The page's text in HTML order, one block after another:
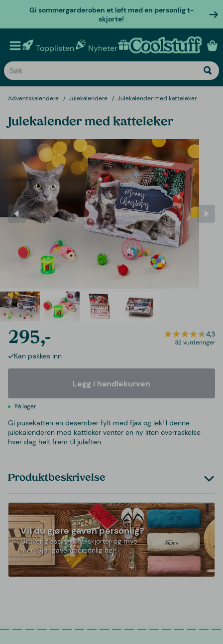
Gi sommergarderoben et løft med en personlig t-
skjorte!
Topplisten Nyheter Personlige gaver
Adventskalendere Julekalendere Julekalender med katteleker
Julekalender med katteleker
295,- 4,3
32 vurderinger
Kan pakkes inn
Legg i handlekurven
På lager
Gi pusekatten en desember fylt med fjas og lek! I denne
julekalenderen med kattleker venter en ny liten overraskelse
hver dag helt frem til julaften.
Produktbeskrivelse
Vil du gjøre gaven personlig?
Graver glass, trykk t-skjorter og mye
mer. Gjør gaven personlig her!